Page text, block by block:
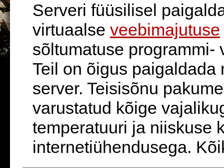
Serveri füüsilisel
virtuaalse veebimajutuse
sõltumatuse programmi-
Teil on õigus
server. Teisisõnu
varustatud kõige
temperatuuri ja niiskuse
internetiühendusega.